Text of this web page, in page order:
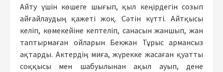
Айту үшін көшеге шығып, қыл кеңірдегін созып
айғайлаудың қажеті жоқ. Сәтін күтті. Айтқысы
келіп, көмекейіне кептеліп, санасын жаншып, жан
таптырмаған ойларын Бекжан Тұрыс армансыз
ақтарды. Актердің миға, жүрекке жасаған қуатты
соққысы мен шабуылынан ақыл ауып, дене